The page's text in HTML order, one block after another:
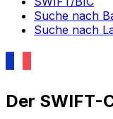
Suche nach
Suche nach
Der SWIFT-